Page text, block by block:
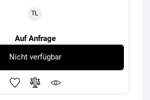
TL
Auf Anfrage
Nicht verfügbar